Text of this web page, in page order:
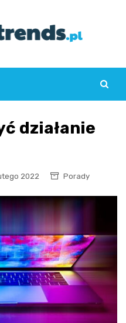
działanie
2022 Porady